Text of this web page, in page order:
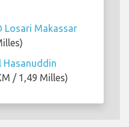
Losari Makassar
Hasanuddin
/ 1,49 Milles)